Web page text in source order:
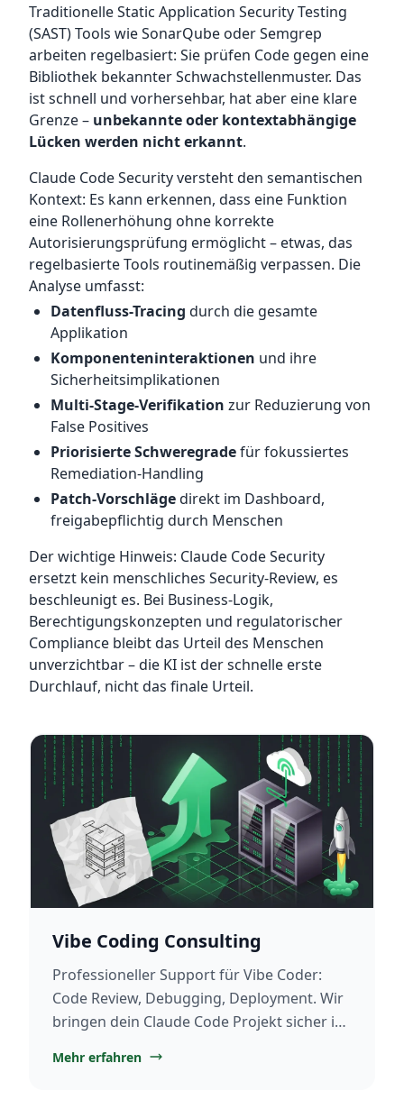
Traditionelle Static Application Security Testing
(SAST) Tools wie SonarQube oder Semgrep
arbeiten regelbasiert: Sie prüfen Code gegen eine
Bibliothek bekannter Schwachstellenmuster. Das
ist schnell und vorhersehbar, hat aber eine klare
Grenze – unbekannte oder kontextabhängige
Lücken werden nicht erkannt.
Claude Code Security versteht den semantischen
Kontext: Es kann erkennen, dass eine Funktion
eine Rollenerhöhung ohne korrekte
Autorisierungsprüfung ermöglicht – etwas, das
regelbasierte Tools routinemäßig verpassen. Die
Analyse umfasst:
Datenfluss-Tracing durch die gesamte
Applikation
Komponenteninteraktionen und ihre
Sicherheitsimplikationen
Multi-Stage-Verifikation zur Reduzierung von
False Positives
Priorisierte Schweregradefür fokussiertes
Remediation-Handling
Patch-Vorschlägedirekt im Dashboard,
freigabepflichtig durch Menschen
Der wichtige Hinweis: Claude Code Security
ersetzt kein menschliches Security-Review, es
beschleunigt es. Bei Business-Logik,
Berechtigungskonzepten und regulatorischer
Compliance bleibt das Urteil des Menschen
unverzichtbar – die KI ist der schnelle erste
Durchlauf, nicht das finale Urteil.
Vibe Coding Consulting
Professioneller Support für Vibe Coder:
Code Review, Debugging, Deployment. Wir
bringen dein Claude Code Projekt sicher in
Mehr erfahren